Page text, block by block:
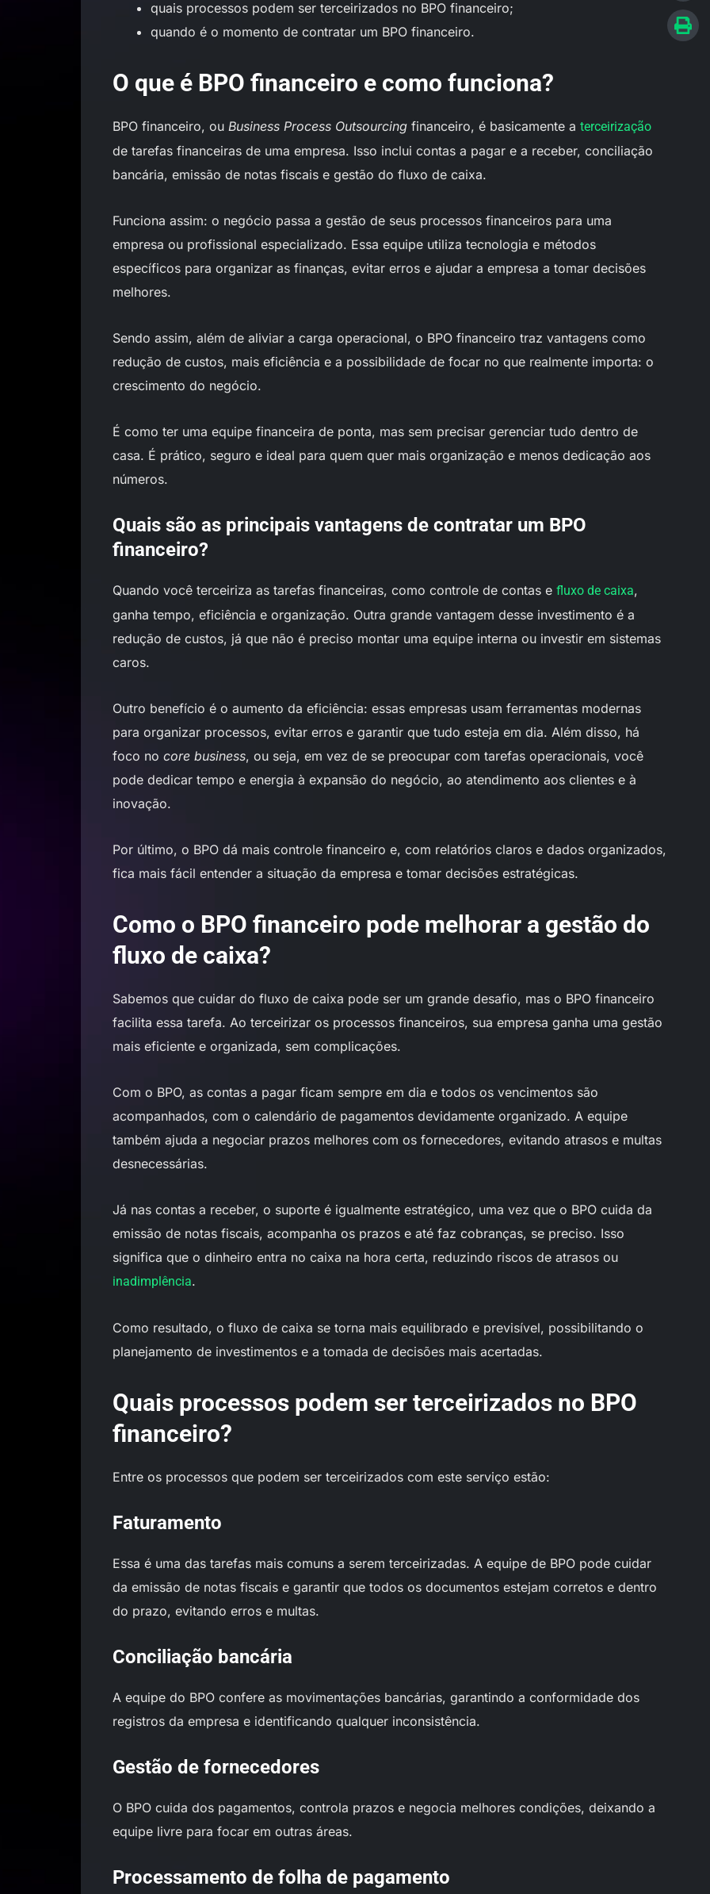
quais processos podem ser terceirizados no BPO financeiro;
quando é o momento de contratar um BPO financeiro.
O que é BPO financeiro e como funciona?
BPO financeiro, ou Business Process Outsourcing financeiro, é basicamente a terceirização
de tarefas financeiras de uma empresa. Isso inclui contas a pagar e a receber, conciliação
bancária, emissão de notas fiscais e gestão do fluxo de caixa.
Funciona assim: o negócio passa a gestão de seus processos financeiros para uma
empresa ou profissional especializado. Essa equipe utiliza tecnologia e métodos
específicos para organizar as finanças, evitar erros e ajudar a empresa a tomar decisões
melhores.
Sendo assim, além de aliviar a carga operacional, o BPO financeiro traz vantagens como
redução de custos, mais eficiência e a possibilidade de focar no que realmente importa: o
crescimento do negócio.
É como ter uma equipe financeira de ponta, mas sem precisar gerenciar tudo dentro de
casa. É prático, seguro e ideal para quem quer mais organização e menos dedicação aos
números.
Quais são as principais vantagens de contratar um BPO
financeiro?
Quando você terceiriza as tarefas financeiras, como controle de contas e fluxo de caixa,
ganha tempo, eficiência e organização. Outra grande vantagem desse investimento é a
redução de custos, já que não é preciso montar uma equipe interna ou investir em sistemas
caros.
Outro benefício é o aumento da eficiência: essas empresas usam ferramentas modernas
para organizar processos, evitar erros e garantir que tudo esteja em dia. Além disso, há
foco no core business, ou seja, em vez de se preocupar com tarefas operacionais, você
pode dedicar tempo e energia à expansão do negócio, ao atendimento aos clientes e à
inovação.
Por último, o BPO dá mais controle financeiro e, com relatórios claros e dados organizados,
fica mais fácil entender a situação da empresa e tomar decisões estratégicas.
Como o BPO financeiro pode melhorar a gestão do
fluxo de caixa?
Sabemos que cuidar do fluxo de caixa pode ser um grande desafio, mas o BPO financeiro
facilita essa tarefa. Ao terceirizar os processos financeiros, sua empresa ganha uma gestão
mais eficiente e organizada, sem complicações.
Com o BPO, as contas a pagar ficam sempre em dia e todos os vencimentos são
acompanhados, com o calendário de pagamentos devidamente organizado. A equipe
também ajuda a negociar prazos melhores com os fornecedores, evitando atrasos e multas
desnecessárias.
Já nas contas a receber, o suporte é igualmente estratégico, uma vez que o BPO cuida da
emissão de notas fiscais, acompanha os prazos e até faz cobranças, se preciso. Isso
significa que o dinheiro entra no caixa na hora certa, reduzindo riscos de atrasos ou
inadimplência.
Como resultado, o fluxo de caixa se torna mais equilibrado e previsível, possibilitando o
planejamento de investimentos e a tomada de decisões mais acertadas.
Quais processos podem ser terceirizados no BPO
financeiro?
Entre os processos que podem ser terceirizados com este serviço estão:
Faturamento
Essa é uma das tarefas mais comuns a serem terceirizadas. A equipe de BPO pode cuidar
da emissão de notas fiscais e garantir que todos os documentos estejam corretos e dentro
do prazo, evitando erros e multas.
Conciliação bancária
A equipe do BPO confere as movimentações bancárias, garantindo a conformidade dos
registros da empresa e identificando qualquer inconsistência.
Gestão de fornecedores
O BPO cuida dos pagamentos, controla prazos e negocia melhores condições, deixando a
equipe livre para focar em outras áreas.
Processamento de folha de pagamento